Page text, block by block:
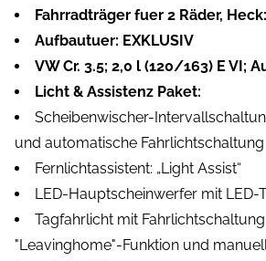
Fahrradträger fuer 2 Räder,
Aufbautuer: EXKLUSIV
VW Cr. 3.5; 2,0 l (120/163) E VI;
Licht & Assistenz Paket:
Scheibenwischer-
und automatische Fahrlichtschaltung
Fernlichtassistent: „Light Assist“
LED-Hauptscheinwerfer mit LED-
Tagfahrlicht mit
"Leavinghome"-Funktion und